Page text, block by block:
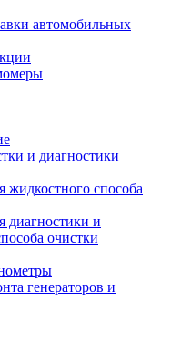
автомобильных
и диагностики
жидкостного способа
диагностики и
очистки
генераторов и